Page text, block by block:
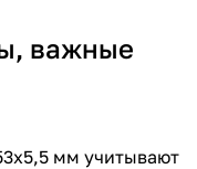
важные
мм учитывают